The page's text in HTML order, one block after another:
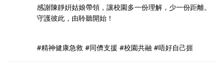
感謝陳靜姸姑娘帶領，讓校園多一份理解，少一份距離。
守護彼此，由聆聽開始！
#精神健康急救 #同儕支援 #校園共融 #唔好自己捱